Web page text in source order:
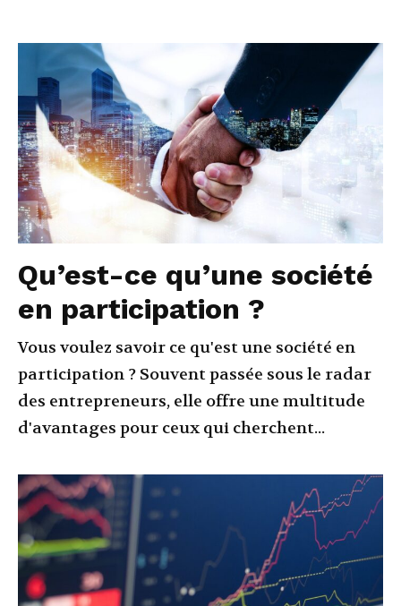
Qu’est-ce qu’une société
en participation ?
Vous voulez savoir ce qu'est une société en
participation ? Souvent passée sous le radar
des entrepreneurs, elle offre une multitude
d'avantages pour ceux qui cherchent...